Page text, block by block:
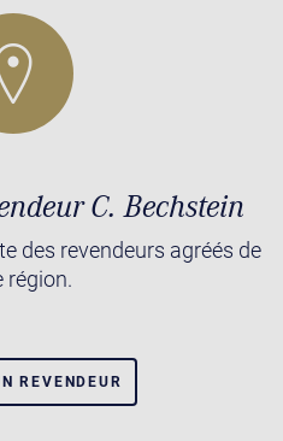
C. Bechstein
des revendeurs agréés de
région.
REVENDEUR